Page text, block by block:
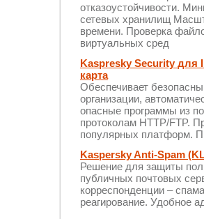
отказоустойчивости.
сетевых хранилищ
времени. Проверка
виртуальных сред
Kaspresky Security для
карта
Обеспечивает
организации,
опасные программы из
протоколам HTTP/FTP.
популярных платформ.
Kaspersky Anti-Spam
Решение для защиты
публичных почтовых
корреспонденции –
реагирование. Удобное